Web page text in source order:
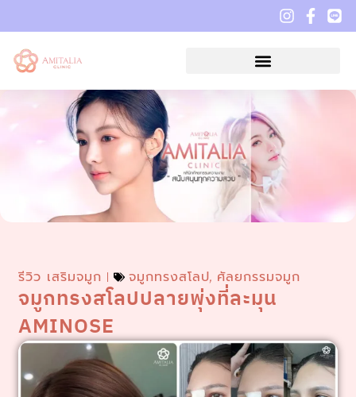
รีวิว เสริมจมูก จมูกทรงสโลป, ศัลยกรรมจมูก
จมูกทรงสโลปปลายพุ่งที่ละมุน
AMINOSE